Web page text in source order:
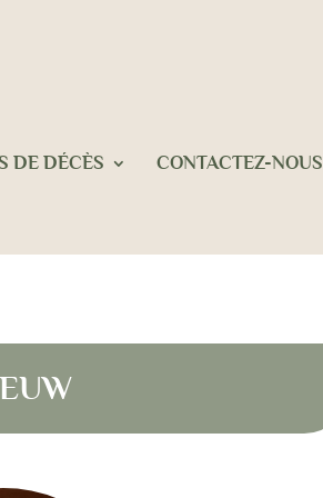
DE DÉCÈS CONTACTEZ-NOUS